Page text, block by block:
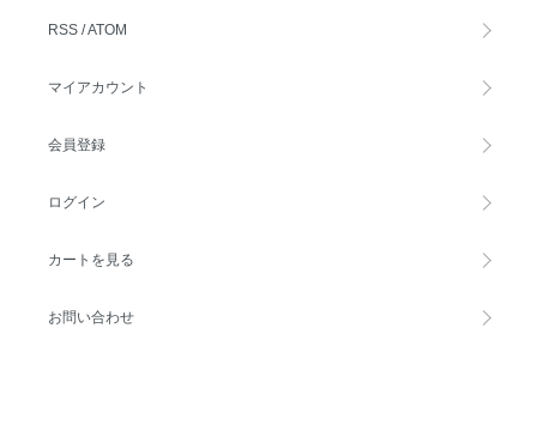
RSS /ATOM
マイアカウント
会員登録
ログイン
カートを見る
お問い合わせ